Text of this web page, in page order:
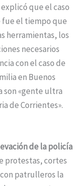
que el caso
fue el tiempo que
herramientas, los
necesarios
con el caso de
en Buenos
son «gente ultra
de Corrientes».
de la policía
protestas, cortes
patrulleros la